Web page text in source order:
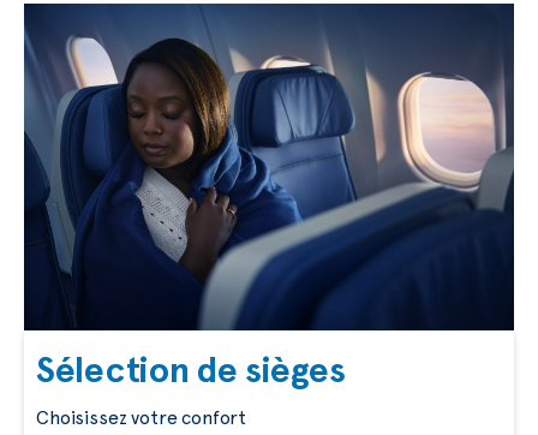
Sélection de sièges
Choisissez votre confort